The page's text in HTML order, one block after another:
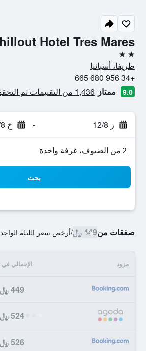
Hotel Tres Mares
2 نجمتين
طريفا، أسبانيا
+34 956 680 665
9.0 ممتاز 1,436 من التقييمات تم التحقق منها
ر 12/8 - خ 13/8
2 من الضيوف، غرفة واحدة
بحث
صفقات من449 ﷼ /أرخص سعر الليلة
مزود الإجمالي في
449 ﷼
524 ﷼
526 ﷼